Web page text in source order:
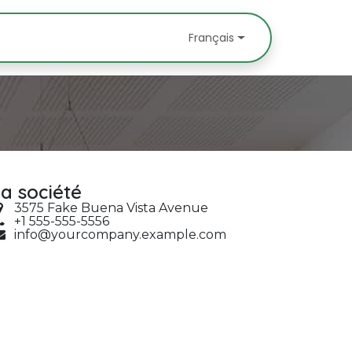
Partenaires Contactez-
Français
société
3575 Fake Buena Vista Avenue
+1 555-555-5556
info@yourcompany.example.com